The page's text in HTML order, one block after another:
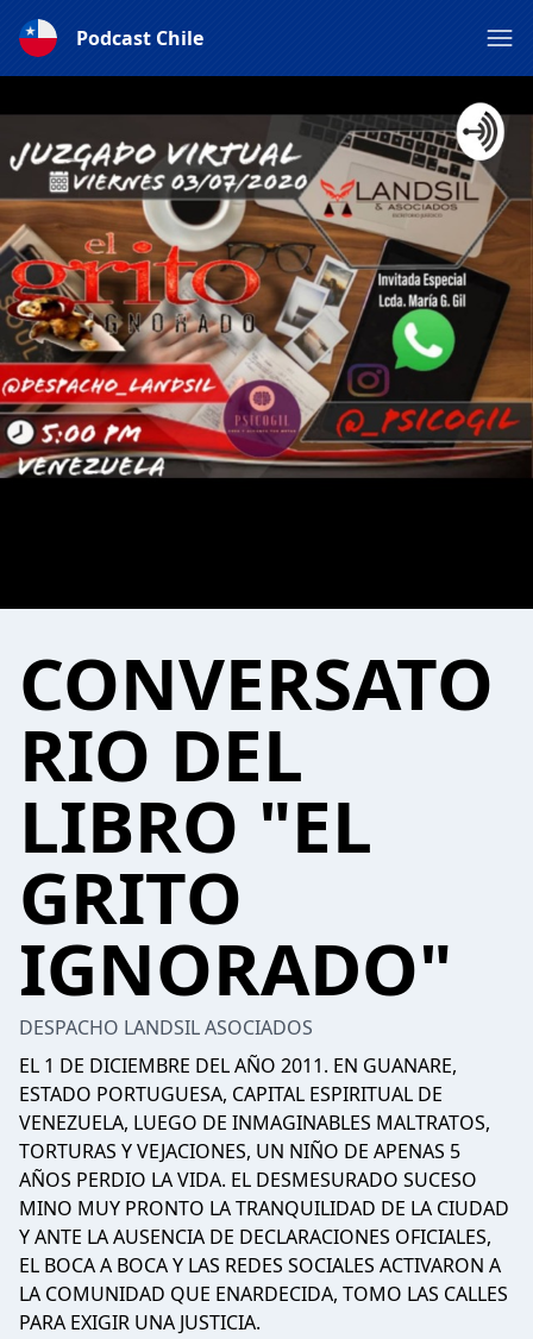
Podcast Chile
CONVERSATO
RIO DEL
LIBRO "EL
GRITO
IGNORADO"
DESPACHO LANDSIL ASOCIADOS
EL 1 DE DICIEMBRE DEL AÑO 2011. EN GUANARE,
ESTADO PORTUGUESA, CAPITAL ESPIRITUAL DE
VENEZUELA, LUEGO DE INMAGINABLES MALTRATOS,
TORTURAS Y VEJACIONES, UN NIÑO DE APENAS 5
AÑOS PERDIO LA VIDA. EL DESMESURADO SUCESO
MINO MUY PRONTO LA TRANQUILIDAD DE LA CIUDAD
Y ANTE LA AUSENCIA DE DECLARACIONES OFICIALES,
EL BOCA A BOCA Y LAS REDES SOCIALES ACTIVARON A
LA COMUNIDAD QUE ENARDECIDA, TOMO LAS CALLES
PARA EXIGIR UNA JUSTICIA.